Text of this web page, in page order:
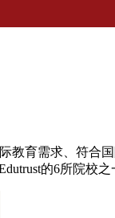
育需求、符合
的6所院校之